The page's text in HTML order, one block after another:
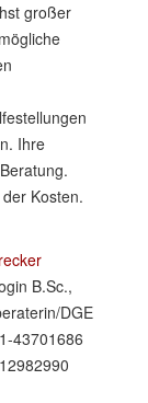
großer
Ihre
Kosten.
B.Sc.,
DGE
43701686